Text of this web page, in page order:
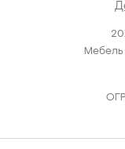
Мебель